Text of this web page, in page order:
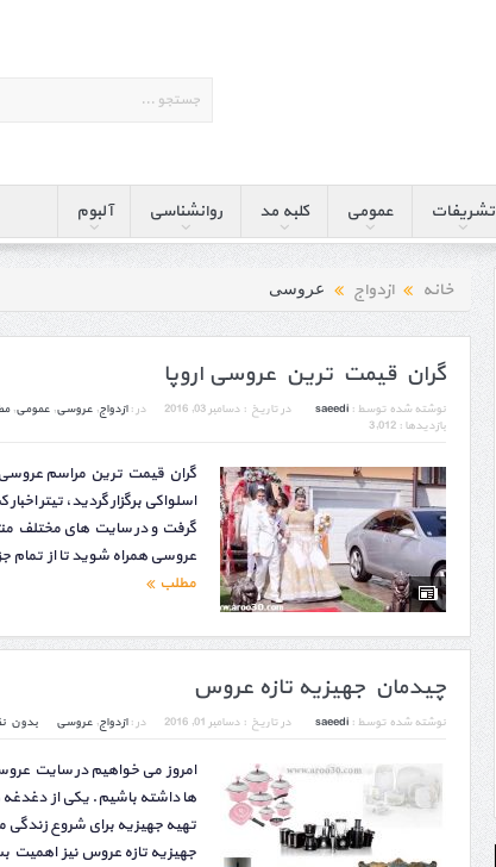
تشریفات عمومی کلبه مد روانشناسی آلبوم
خانه ازدواج عروسی
گران قیمت ترین عروسی اروپا
نوشته شده توسط : saeedi در تاریخ : دسامبر 03, 2016 در :ازدواج, عروسی, عمومی,
بازدیدها : 3,012
اسلواکی برگزار گردید، تیتر
گرفت و در سایت های مختلف
عروسی همراه شوید تا از تمام
مطلب
چیدمان جهیزیه تازه عروس
نوشته شده توسط : saeedi در تاریخ : دسامبر 01, 2016 در :ازدواج, عروسی بدون
امروز می خواهیم در سایت
ها داشته باشیم. یکی از دغدغه
تهیه جهیزیه برای شروع
جهیزیه تازه عروس نیز اهمیت